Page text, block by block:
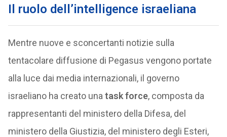
Il ruolo dell’intelligence israeliana
Mentre nuove e sconcertanti notizie sulla
tentacolare diffusione di Pegasus vengono portate
alla luce dai media internazionali, il governo
israeliano ha creato una task force, composta da
rappresentanti del ministero della Difesa, del
ministero della Giustizia, del ministero degli Esteri,